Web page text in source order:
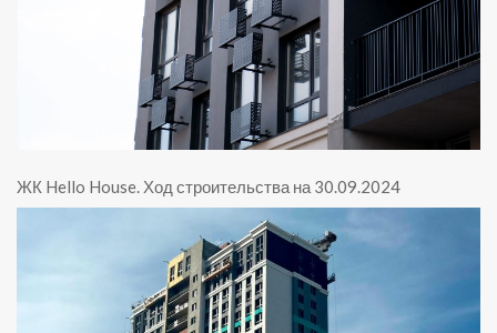
ЖК Hello House. Ход строительства на 30.09.2024